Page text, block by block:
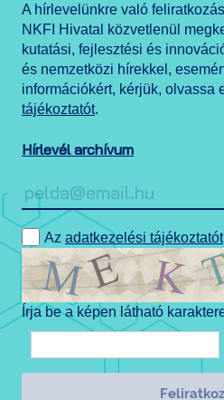
A hírlevelünkre való
NKFI Hivatal közvetlenül
kutatási, fejlesztési és
és nemzetközi hírekkel,
információkért, kérjük, olvassa
tájékoztatót.
Hírlevél archívum
Az adatkezelési tájékoztatót
Írja be a képen látható